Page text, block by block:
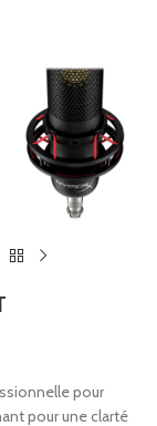
pour
pour une clarté